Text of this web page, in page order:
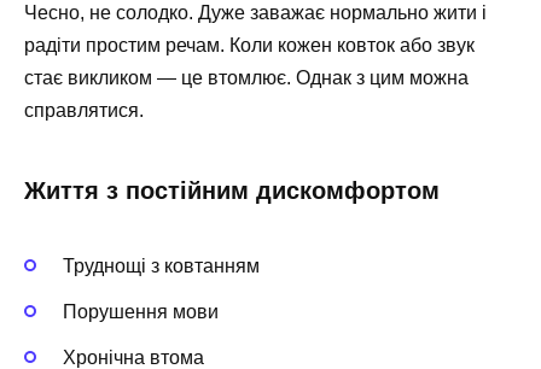
Чесно, не солодко. Дуже заважає нормально жити і
радіти простим речам. Коли кожен ковток або звук
стає викликом — це втомлює. Однак з цим можна
справлятися.
Життя з постійним дискомфортом
Труднощі з ковтанням
Порушення мови
Хронічна втома